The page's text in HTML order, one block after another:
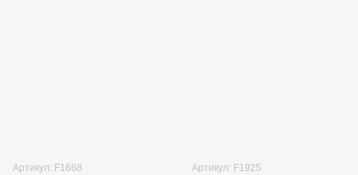
Артикул: F1668 Артикул: F1925